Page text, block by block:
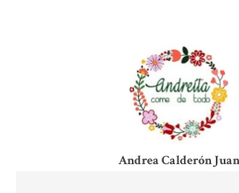
Andrea Calderón Juan